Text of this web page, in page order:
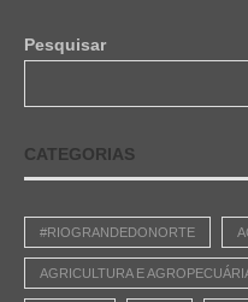
Pesquisar
CATEGORIAS
#RIOGRANDEDONORTE
AGRICULTURA E